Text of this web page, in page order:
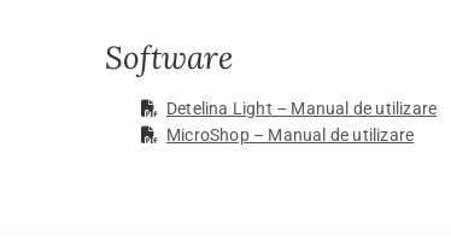
Software
Detelina Light – Manual de utilizare
MicroShop – Manual de utilizare